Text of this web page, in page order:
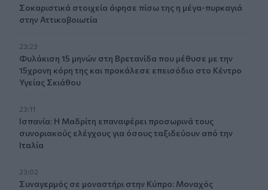
Σοκαριστικά στοιχεία άφησε πίσω της η μέγα-πυρκαγιά
στην Αττικοβοιωτία
23:23
Φυλάκιση 15 μηνών στη Βρετανίδα που μέθυσε με την
15χρονη κόρη της και προκάλεσε επεισόδιο στο Κέντρο
Υγείας Σκιάθου
23:11
Ισπανία: Η Μαδρίτη επαναφέρει προσωρινά τους
συνοριακούς ελέγχους για όσους ταξιδεύουν από την
Ιταλία
23:02
Συναγερμός σε μοναστήρι στην Κύπρο: Μοναχός